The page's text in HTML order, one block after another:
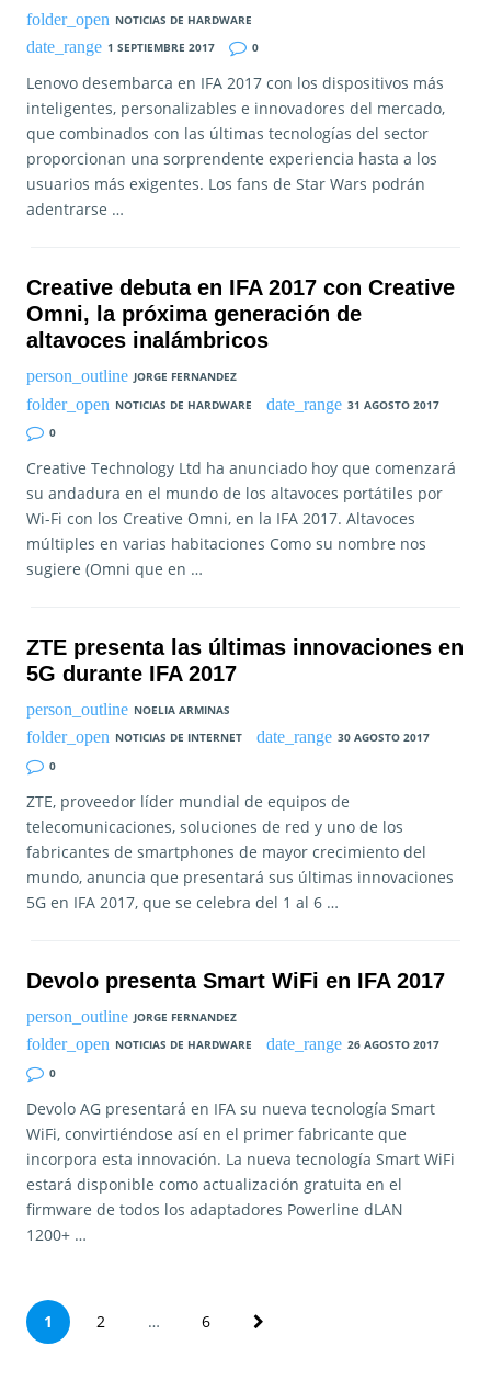
NOTICIAS DE HARDWARE
1 SEPTIEMBRE 2017
0
Lenovo desembarca en IFA 2017 con los dispositivos más
inteligentes, personalizables e innovadores del mercado,
que combinados con las últimas tecnologías del sector
proporcionan una sorprendente experiencia hasta a los
usuarios más exigentes. Los fans de Star Wars podrán
adentrarse …
Creative debuta en IFA 2017 con Creative
Omni, la próxima generación de
altavoces inalámbricos
JORGE FERNANDEZ
NOTICIAS DE HARDWARE
31 AGOSTO 2017
0
Creative Technology Ltd ha anunciado hoy que comenzará
su andadura en el mundo de los altavoces portátiles por
Wi-Fi con los Creative Omni, en la IFA 2017. Altavoces
múltiples en varias habitaciones Como su nombre nos
sugiere (Omni que en …
ZTE presenta las últimas innovaciones en
5G durante IFA 2017
NOELIA ARMINAS
NOTICIAS DE INTERNET
30 AGOSTO 2017
0
ZTE, proveedor líder mundial de equipos de
telecomunicaciones, soluciones de red y uno de los
fabricantes de smartphones de mayor crecimiento del
mundo, anuncia que presentará sus últimas innovaciones
5G en IFA 2017, que se celebra del 1 al 6 …
Devolo presenta Smart WiFi en IFA 2017
JORGE FERNANDEZ
NOTICIAS DE HARDWARE
26 AGOSTO 2017
0
Devolo AG presentará en IFA su nueva tecnología Smart
WiFi, convirtiéndose así en el primer fabricante que
incorpora esta innovación. La nueva tecnología Smart WiFi
estará disponible como actualización gratuita en el
firmware de todos los adaptadores Powerline dLAN
1200+ …
P1 2 … 6